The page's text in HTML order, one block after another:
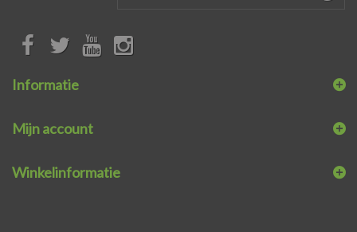
Informatie
Mijn account
Winkelinformatie